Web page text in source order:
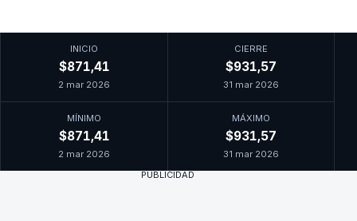
INICIO
$871,41
2 mar 2026
CIERRE
$931,57
31 mar 2026
MÍNIMO
$871,41
2 mar 2026
MÁXIMO
$931,57
31 mar 2026
PUBLICIDAD